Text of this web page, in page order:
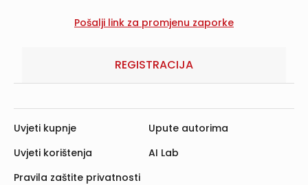
REGISTRACIJA
Uvjeti kupnje
Uvjeti korištenja
Pravila zaštite privatnosti
Upute autorima
AI Lab